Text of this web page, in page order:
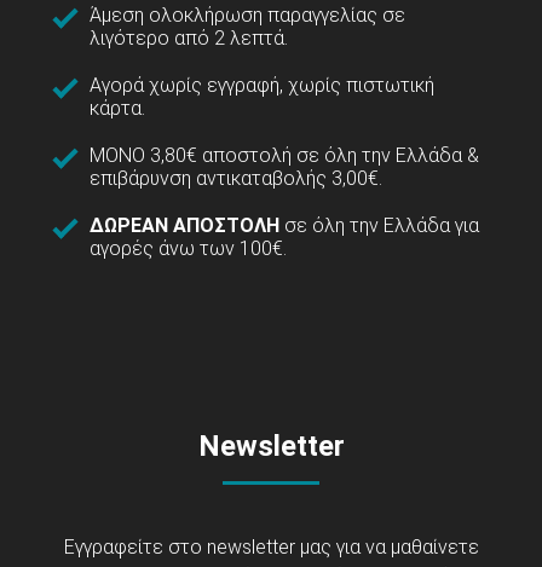
Άμεση ολοκλήρωση παραγγελίας σε
λιγότερο από 2 λεπτά.
Αγορά χωρίς εγγραφή, χωρίς πιστωτική
κάρτα.
ΜΟΝΟ 3,80€ αποστολή σε όλη την Ελλάδα &
επιβάρυνση αντικαταβολής 3,00€.
ΔΩΡΕΑΝ ΑΠΟΣΤΟΛΗ σε όλη την Ελλάδα για
αγορές άνω των 100€.
Newsletter
Εγγραφείτε στο newsletter μας για να μαθαίνετε